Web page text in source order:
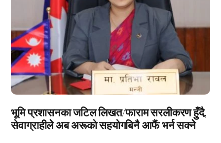
भूमि प्रशासनका जटिल लिखत/फाराम सरलीकरण हुँदै,
सेवाग्राहीले अब अरूको सहयोगबिनै आफैं भर्न सक्ने